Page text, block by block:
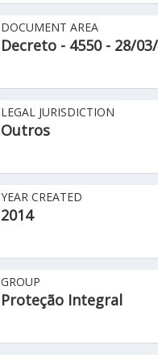
DOCUMENT AREA
Decreto - 4550 - 28/
LEGAL JURISDICTION
Outros
YEAR CREATED
2014
GROUP
Proteção Integral